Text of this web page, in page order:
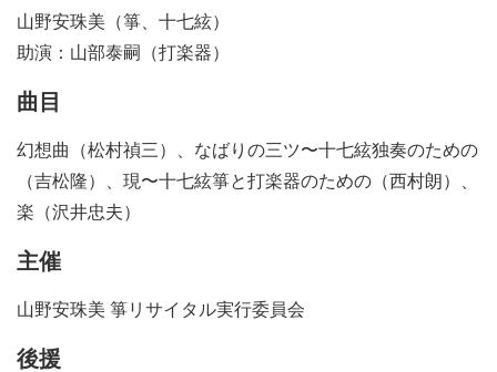
山野安珠美（箏、十七絃）
助演：山部泰嗣（打楽器）
曲目
幻想曲（松村禎三）、なばりの三ツ〜十七絃独奏のための
（吉松隆）、現〜十七絃箏と打楽器のための（西村朗）、
楽（沢井忠夫）
主催
山野安珠美 箏リサイタル実行委員会
後援